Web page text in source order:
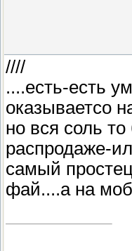
////
....есть-есть
оказываетсо
но вся соль
распродаже-
самый
фай....а на